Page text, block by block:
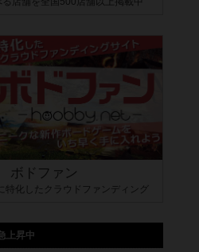
ボドファン
特化したクラウドファンディング
上昇中